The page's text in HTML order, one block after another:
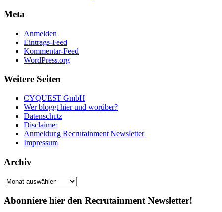
Meta
Anmelden
Eintrags-Feed
Kommentar-Feed
WordPress.org
Weitere Seiten
CYQUEST GmbH
Wer bloggt hier und worüber?
Datenschutz
Disclaimer
Anmeldung Recrutainment Newsletter
Impressum
Archiv
Archiv
Abonniere hier den Recrutainment Newsletter!